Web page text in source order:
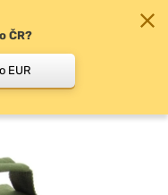
ČR?
EUR